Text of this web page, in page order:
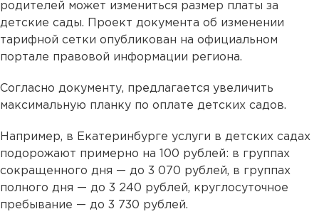
родителей может измениться размер платы за
детские сады. Проект документа об изменении
тарифной сетки опубликован на официальном
портале правовой информации региона.
Согласно документу, предлагается увеличить
максимальную планку по оплате детских садов.
Например, в Екатеринбурге услуги в детских садах
подорожают примерно на 100 рублей: в группах
сокращенного дня — до 3 070 рублей, в группах
полного дня — до 3 240 рублей, круглосуточное
пребывание — до 3 730 рублей.